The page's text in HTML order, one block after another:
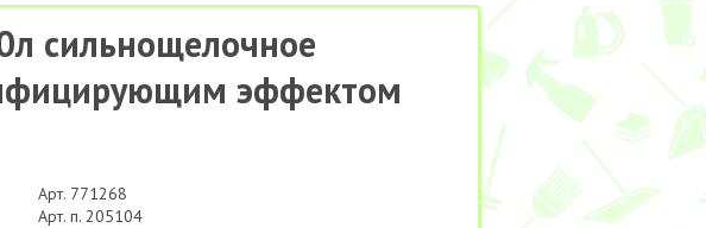
сильнощелочное
эффектом
Арт. 771268
Арт. п. 205104